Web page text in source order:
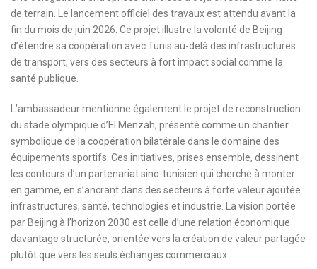
de terrain. Le lancement officiel des travaux est attendu avant la
fin du mois de juin 2026. Ce projet illustre la volonté de Beijing
d’étendre sa coopération avec Tunis au-delà des infrastructures
de transport, vers des secteurs à fort impact social comme la
santé publique.
L’ambassadeur mentionne également le projet de reconstruction
du stade olympique d’El Menzah, présenté comme un chantier
symbolique de la coopération bilatérale dans le domaine des
équipements sportifs. Ces initiatives, prises ensemble, dessinent
les contours d’un partenariat sino-tunisien qui cherche à monter
en gamme, en s’ancrant dans des secteurs à forte valeur ajoutée :
infrastructures, santé, technologies et industrie. La vision portée
par Beijing à l’horizon 2030 est celle d’une relation économique
davantage structurée, orientée vers la création de valeur partagée
plutôt que vers les seuls échanges commerciaux.